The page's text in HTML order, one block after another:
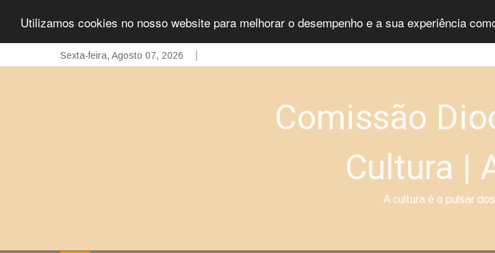
Utilizamos cookies no nosso website para melhorar o desempenho e a sua experiência
to
Sexta-feira, Agosto 07, 2026
Comissão
Cultura |
A cultura é o pulsar